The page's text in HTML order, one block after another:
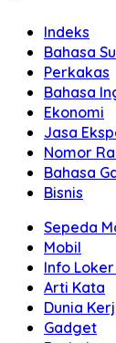
Indeks
Bahasa
Perkakas
Bahasa
Ekonomi
Jasa
Nomor
Bahasa
Bisnis
Sepeda
Mobil
Info
Arti Kata
Dunia
Gadget